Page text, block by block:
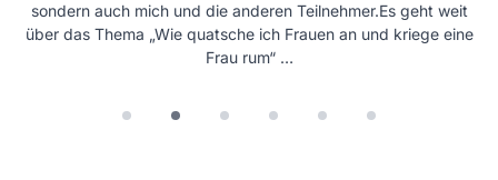
sondern auch mich und die anderen Teilnehmer.Es geht weit
über das Thema „Wie quatsche ich Frauen an und kriege eine
Frau rum“ …